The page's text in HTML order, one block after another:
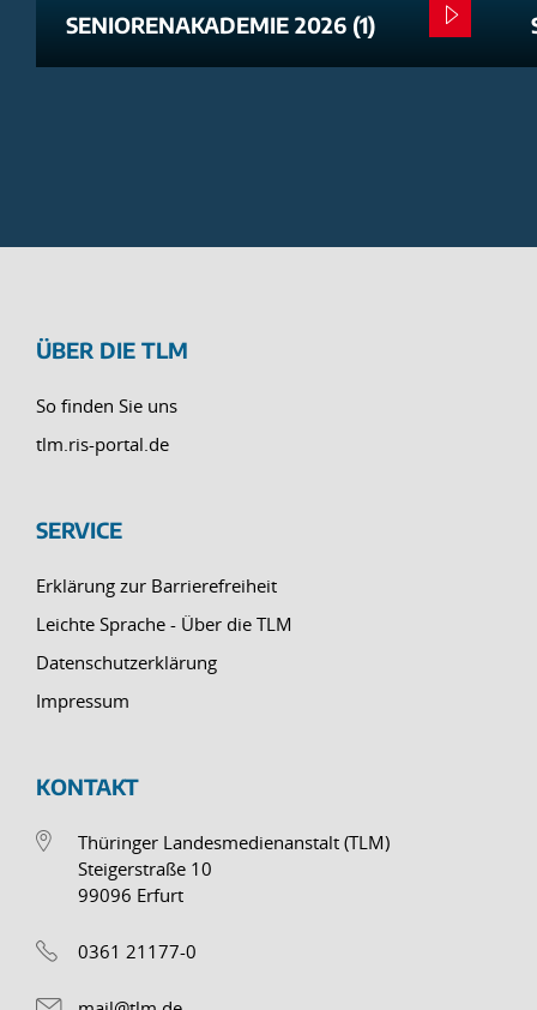
SENIORENAKADEMIE 2026 (1)
ÜBER DIE TLM
So finden Sie uns
tlm.ris-portal.de
SERVICE
Erklärung zur Barrierefreiheit
Leichte Sprache - Über die TLM
Datenschutzerklärung
Impressum
KONTAKT
Thüringer Landesmedienanstalt (TLM)
Steigerstraße 10
99096 Erfurt
0361 21177-0